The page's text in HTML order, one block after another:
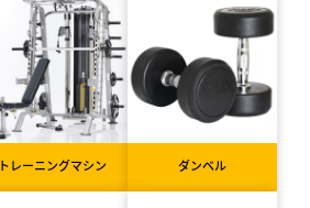
トレーニングマシン ダンベル